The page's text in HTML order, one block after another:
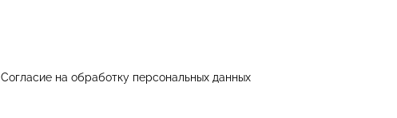
Согласие на обработку персональных данных